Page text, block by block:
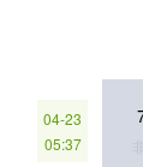
04-23
05:37